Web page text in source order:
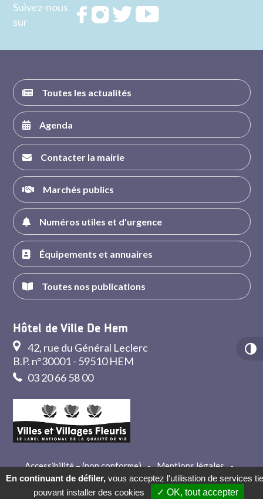
Suivez-nous
sur
RejoignezRejoignezRejoignez
Toutes les actualités
Agenda
Contacter la mairie
Marchés publics
Numéros utiles et d'urgence
Équipements et annuaires
Toutes nos publications
Hôtel de Ville De Hem
42, rue du Général Leclerc
B.P. n°30001 - 59510 HEM
03 20 66 58 00
Accessibilité – (non conforme) - Mentions légales -
Crédits
- Contact
En continuant de défiler, vous acceptez l'utilisation de services
pouvant installer des cookies
✓ OK, tout accepter